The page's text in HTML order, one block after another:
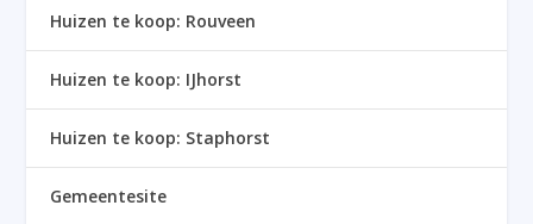
Huizen te koop: Rouveen
Huizen te koop: IJhorst
Huizen te koop: Staphorst
Gemeentesite